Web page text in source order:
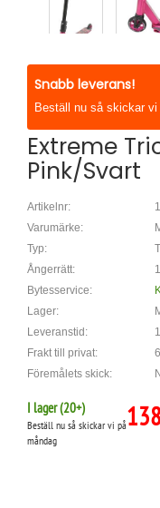
Snabb leverans!
Beställ nu så skickar vi
Extreme
Pink/Svart
Artikelnr:
Varumärke:
Typ:
Ångerrätt:
Bytesservice:
Lager:
Leveranstid:
Frakt till privat:
Föremålets skick:
I lager (20+)
Beställ nu så skickar vi på
måndag